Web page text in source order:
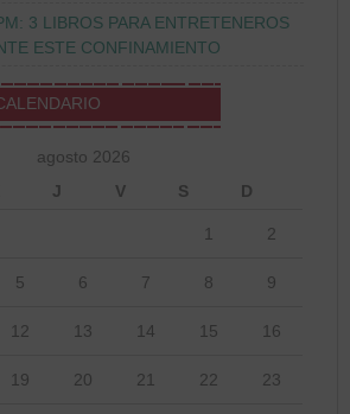
3 LIBROS PARA ENTRETENEROS
ESTE CONFINAMIENTO
agosto 2026
J V S D
1 2
5 6 7 8 9
12 13 14 15 16
19 20 21 22 23